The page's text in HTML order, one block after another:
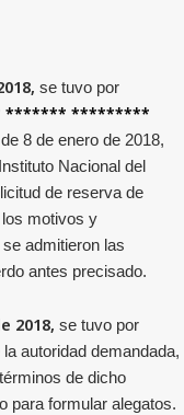
se tuvo por
******* *********
de 8 de enero de 2018,
Nacional del
de reserva de
los motivos y
admitieron las
antes precisado.
2018, se tuvo por
autoridad demandada,
de dicho
para formular alegatos.